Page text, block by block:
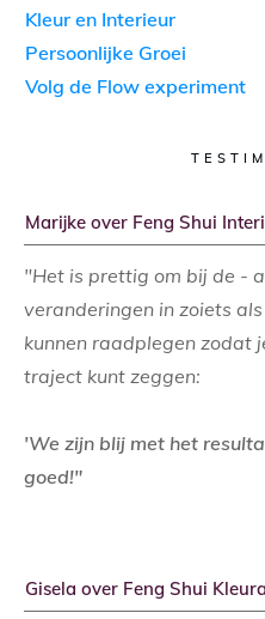
Kleur en Interieur
Persoonlijke Groei
Volg de Flow experiment
Marijke over Feng Shui
"Het is prettig om bij de -
veranderingen in zoiets
kunnen raadplegen zodat
traject kunt zeggen:
'We zijn blij met het
goed!"
Gisela over Feng Shui